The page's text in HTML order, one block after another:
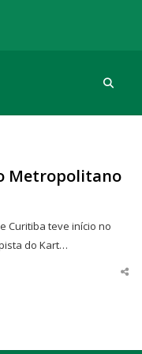
Metropolitano
Curitiba teve início no
do Kart…